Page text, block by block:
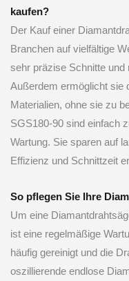
kaufen?
Der Kauf einer
Branchen auf vielfältige
sehr präzise Schnitte
Außerdem ermöglicht sie
Materialien, ohne sie zu
SGS180-90 sind einfach
Wartung. Sie sparen auf
Effizienz und Schnittzeit
So pflegen Sie Ihre
Um eine
ist eine regelmäßige
häufig gereinigt und die
oszillierende endlose